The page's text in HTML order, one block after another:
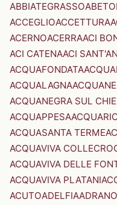
ABBIATEGRASSO
ACCEGLIOACCETTURA
ACERNOACERRAACI
ACI CATENAACI
ACQUAFONDATA
ACQUALAGNA
ACQUANEGRA SUL
ACQUAPPESA
ACQUASANTA TERME
ACQUAVIVA
ACQUAVIVA DELLE
ACQUAVIVA PLATANI
ACUTOADELFIAADRANO